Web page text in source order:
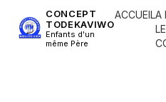
CONCEPT
TODEKAVIWO
Enfants d'un
même Père
ACCUEILA
LE